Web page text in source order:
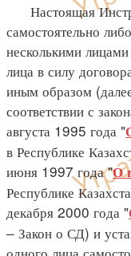
Настоящая
самостоятельно
несколькими
лица в силу
иным образом
соответствии с
августа 1995 года "
в Республике
июня 1997 года "О
Республике
декабря 2000 года "
– Закон о СД) и